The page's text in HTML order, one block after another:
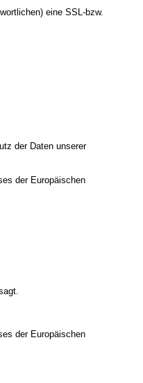
eine SSL-bzw.
der Daten unserer
der Europäischen
der Europäischen